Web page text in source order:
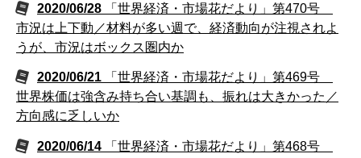
2020/06/28
「世界経済・市場花だより」第470号
市況は上下動／材料が多い週で、経済動向が注視されよ
うが、市況はボックス圏内か
2020/06/21
「世界経済・市場花だより」第469号
世界株価は強含み持ち合い基調も、振れは大きかった／
方向感に乏しいか
2020/06/14
「世界経済・市場花だより」第468号